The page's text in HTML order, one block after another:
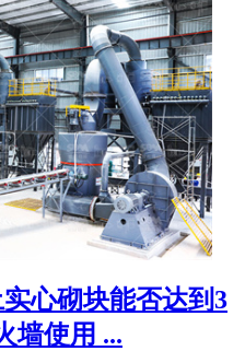
心砌块能否达到3
墙使用 ...